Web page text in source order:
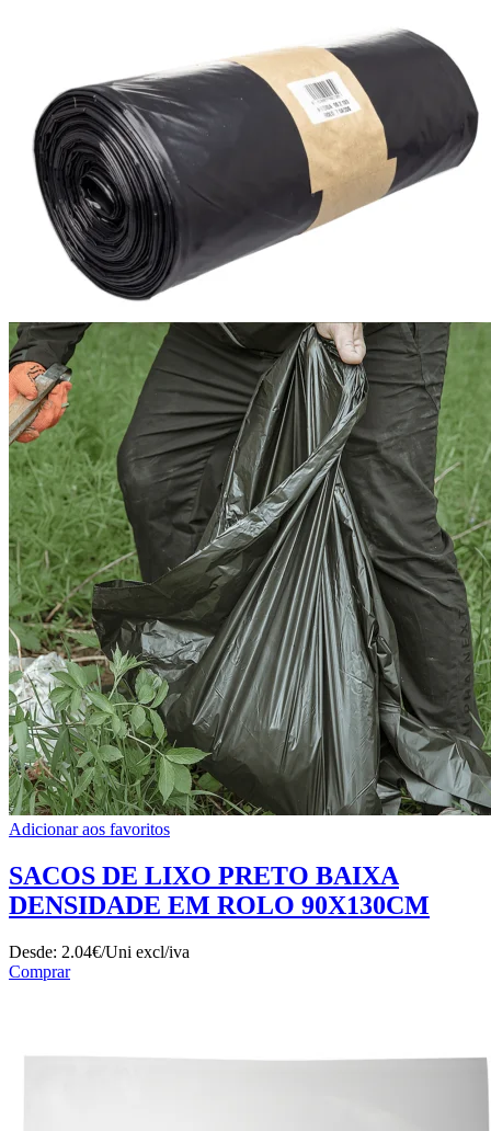
Adicionar aos favoritos
SACOS DE LIXO PRETO BAIXA
DENSIDADE EM ROLO 90X130CM
Desde: 2.04€/Uni excl/iva
Comprar